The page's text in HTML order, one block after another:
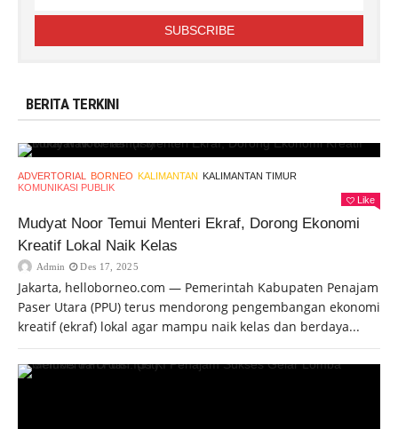
BERITA TERKINI
ADVERTORIAL BORNEO KALIMANTAN KALIMANTAN TIMUR
KOMUNIKASI PUBLIK
Like
Mudyat Noor Temui Menteri Ekraf, Dorong Ekonomi
Kreatif Lokal Naik Kelas
Admin Des 17, 2025
Jakarta, helloborneo.com — Pemerintah Kabupaten Penajam
Paser Utara (PPU) terus mendorong pengembangan ekonomi
kreatif (ekraf) lokal agar mampu naik kelas dan berdaya...